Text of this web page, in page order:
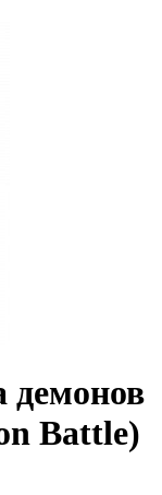
демонов
Battle)